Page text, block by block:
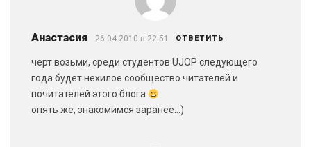
Анастасия 26.04.2010 в 22:51 ОТВЕТИТЬ
черт возьми, среди студентов UJOP следующего
года будет нехилое сообщество читателей и
почитателей этого блога
опять же, знакомимся заранее…)